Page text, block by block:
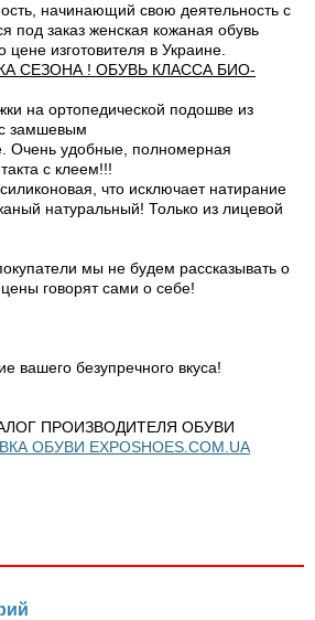
начинающий свою деятельность с
под заказ женская кожаная обувь
изготовителя в Украине.
СЕЗОНА ! ОБУВЬ КЛАССА БИО-
на ортопедической подошве из
замшевым
Очень удобные, полномерная
с клеем!!!
что исключает натирание
натуральный! Только из лицевой
мы не будем рассказывать о
говорят сами о себе!
вашего безупречного вкуса!
ПРОИЗВОДИТЕЛЯ ОБУВИ
ОБУВИ EXPOSHOES.COM.UA